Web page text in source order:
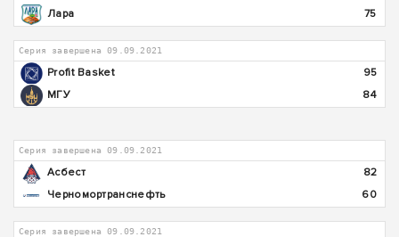
Лара
75
Серия завершена 09.09.2021
Profit Basket
95
МГУ
84
Серия завершена 09.09.2021
Асбест
82
Черномортранснефть
60
Серия завершена 09.09.2021